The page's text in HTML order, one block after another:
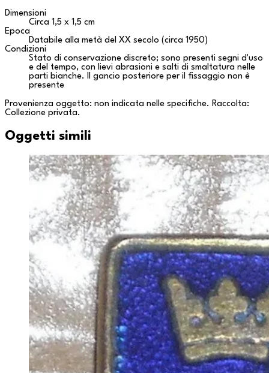
Dimensioni
Circa 1,5 x 1,5 cm
Epoca
Databile alla metà del XX secolo (circa 1950)
Condizioni
Stato di conservazione discreto; sono presenti segni d'uso
e del tempo, con lievi abrasioni e salti di smaltatura nelle
parti bianche. Il gancio posteriore per il fissaggio non è
presente
Provenienza oggetto: non indicata nelle specifiche. Raccolta:
Collezione privata.
Oggetti simili